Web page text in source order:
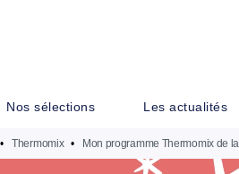
Nos sélections Les actualités
• Thermomix • Mon programme Thermomix de